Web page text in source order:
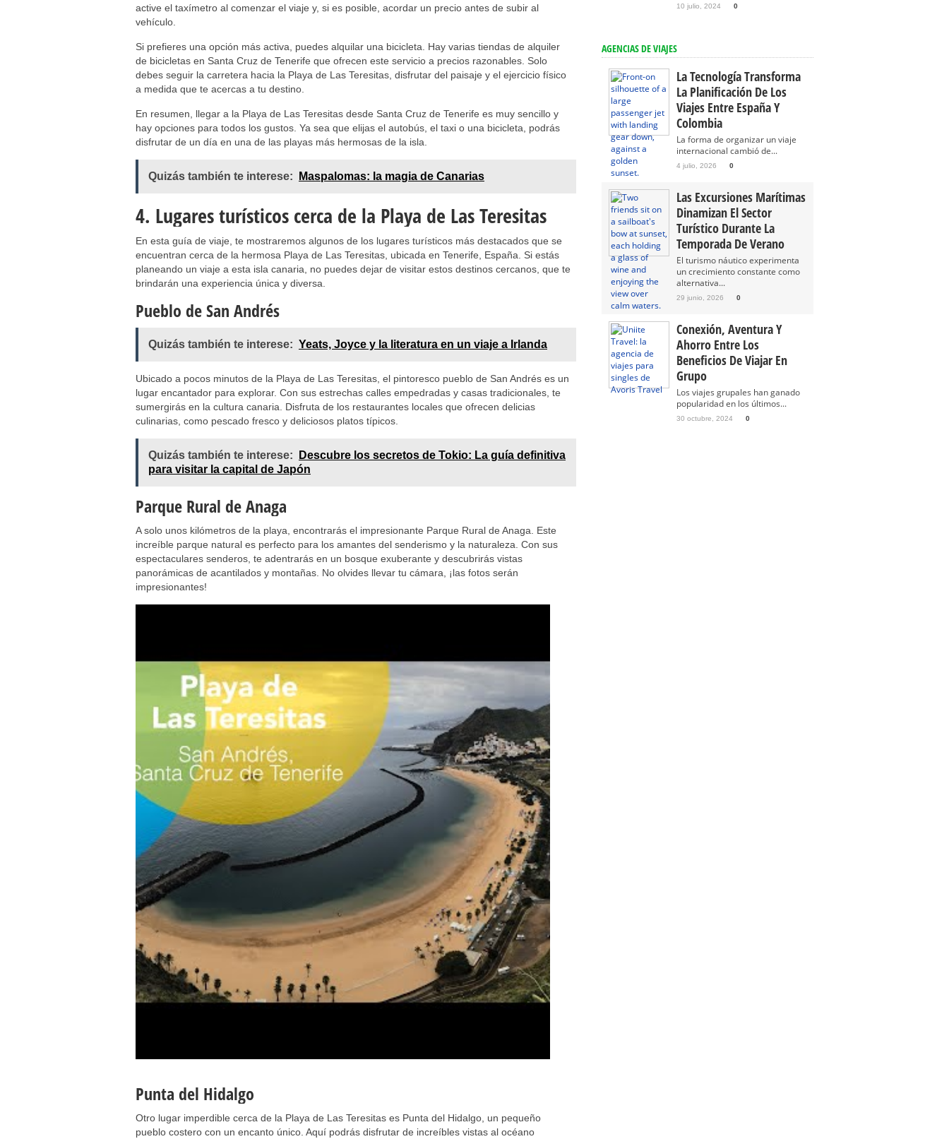
active el taxímetro al comenzar el viaje y, si es posible, acordar un precio antes de subir al
vehículo.
Si prefieres una opción más activa, puedes alquilar una bicicleta. Hay varias tiendas de alquiler
de bicicletas en Santa Cruz de Tenerife que ofrecen este servicio a precios razonables. Solo
debes seguir la carretera hacia la Playa de Las Teresitas, disfrutar del paisaje y el ejercicio físico
a medida que te acercas a tu destino.
En resumen, llegar a la Playa de Las Teresitas desde Santa Cruz de Tenerife es muy sencillo y
hay opciones para todos los gustos. Ya sea que elijas el autobús, el taxi o una bicicleta, podrás
disfrutar de un día en una de las playas más hermosas de la isla.
Quizás también te interese: Maspalomas: la magia de Canarias
4. Lugares turísticos cerca de la Playa de Las Teresitas
En esta guía de viaje, te mostraremos algunos de los lugares turísticos más destacados que se
encuentran cerca de la hermosa Playa de Las Teresitas, ubicada en Tenerife, España. Si estás
planeando un viaje a esta isla canaria, no puedes dejar de visitar estos destinos cercanos, que te
brindarán una experiencia única y diversa.
Pueblo de San Andrés
Quizás también te interese: Yeats, Joyce y la literatura en un viaje a Irlanda
Ubicado a pocos minutos de la Playa de Las Teresitas, el pintoresco pueblo de San Andrés es un
lugar encantador para explorar. Con sus estrechas calles empedradas y casas tradicionales, te
sumergirás en la cultura canaria. Disfruta de los restaurantes locales que ofrecen delicias
culinarias, como pescado fresco y deliciosos platos típicos.
Quizás también te interese:
Descubre los secretos de Tokio: La guía definitiva
para visitar la capital de Japón
Parque Rural de Anaga
A solo unos kilómetros de la playa, encontrarás el impresionante Parque Rural de Anaga. Este
increíble parque natural es perfecto para los amantes del senderismo y la naturaleza. Con sus
espectaculares senderos, te adentrarás en un bosque exuberante y descubrirás vistas
panorámicas de acantilados y montañas. No olvides llevar tu cámara, ¡las fotos serán
impresionantes!
Punta del Hidalgo
Otro lugar imperdible cerca de la Playa de Las Teresitas es Punta del Hidalgo, un pequeño
pueblo costero con un encanto único. Aquí podrás disfrutar de increíbles vistas al océano
10 julio, 2024 0
AGENCIAS DE VIAJES
La Tecnología Transforma
La Planificación De Los
Viajes Entre España Y
Colombia
La forma de organizar un viaje
internacional cambió de...
4 julio, 2026 0
Las Excursiones Marítimas
Dinamizan El Sector
Turístico Durante La
Temporada De Verano
El turismo náutico experimenta
un crecimiento constante como
alternativa...
29 junio, 2026 0
Conexión, Aventura Y
Ahorro Entre Los
Beneficios De Viajar En
Grupo
Los viajes grupales han ganado
popularidad en los últimos...
30 octubre, 2024 0